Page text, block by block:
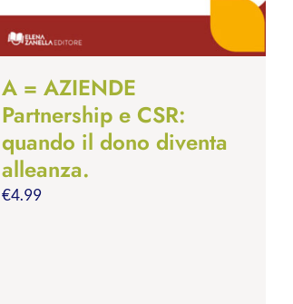
A = AZIENDE
Partnership e CSR:
quando il dono diventa
alleanza.
€4.99